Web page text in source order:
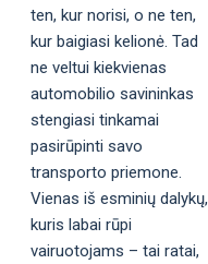
ten, kur norisi, o ne ten,
kur baigiasi kelionė. Tad
ne veltui kiekvienas
automobilio savininkas
stengiasi tinkamai
pasirūpinti savo
transporto priemone.
Vienas iš esminių dalykų,
kuris labai rūpi
vairuotojams – tai ratai,